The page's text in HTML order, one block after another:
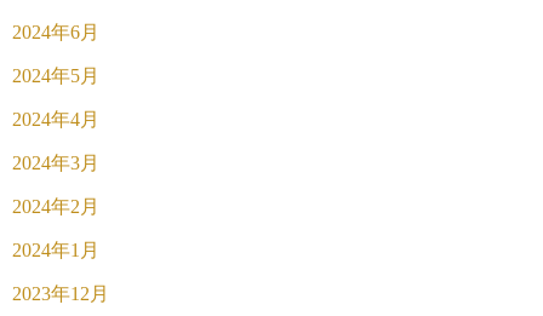
2024年6月
2024年5月
2024年4月
2024年3月
2024年2月
2024年1月
2023年12月